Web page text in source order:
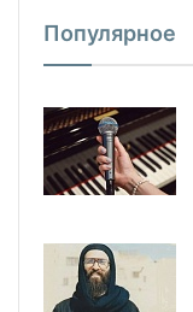
Популярное